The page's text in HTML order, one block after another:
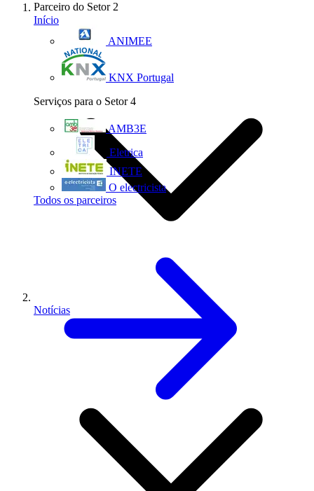
Parceiro do Setor 2
ANIMEE
KNX Portugal
Serviços para o Setor 4
AMB3E
Eletrica
INETE
O electricista
Todos os parceiros
Início
Notícias